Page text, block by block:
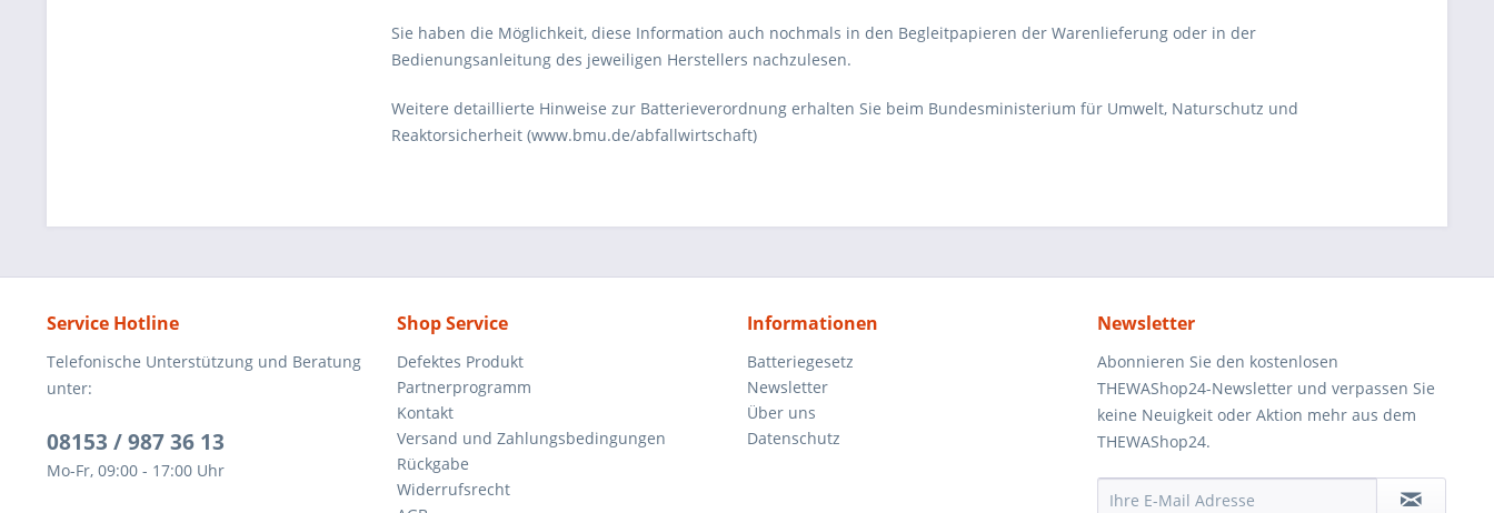
Sie haben die Möglichkeit, diese Information auch nochmals in den Begleitpapieren der Warenlieferung oder in der
Bedienungsanleitung des jeweiligen Herstellers nachzulesen.
Weitere detaillierte Hinweise zur Batterieverordnung erhalten Sie beim Bundesministerium für Umwelt, Naturschutz und
Reaktorsicherheit (www.bmu.de/abfallwirtschaft)
Service Hotline
Telefonische Unterstützung und Beratung
unter:
08153 / 987 36 13
Mo-Fr, 09:00 - 17:00 Uhr
Shop Service
Defektes Produkt
Partnerprogramm
Kontakt
Versand und Zahlungsbedingungen
Rückgabe
Widerrufsrecht
Informationen
Batteriegesetz
Newsletter
Über uns
Datenschutz
Newsletter
Abonnieren Sie den kostenlosen
THEWAShop24-Newsletter und verpassen Sie
keine Neuigkeit oder Aktion mehr aus dem
THEWAShop24.